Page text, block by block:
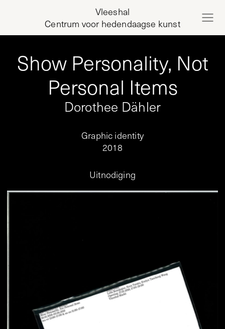
Vleeshal
Centrum voor hedendaagse kunst
Show Personality, Not
Personal Items
Dorothee Dähler
Graphic identity
2018
Uitnodiging